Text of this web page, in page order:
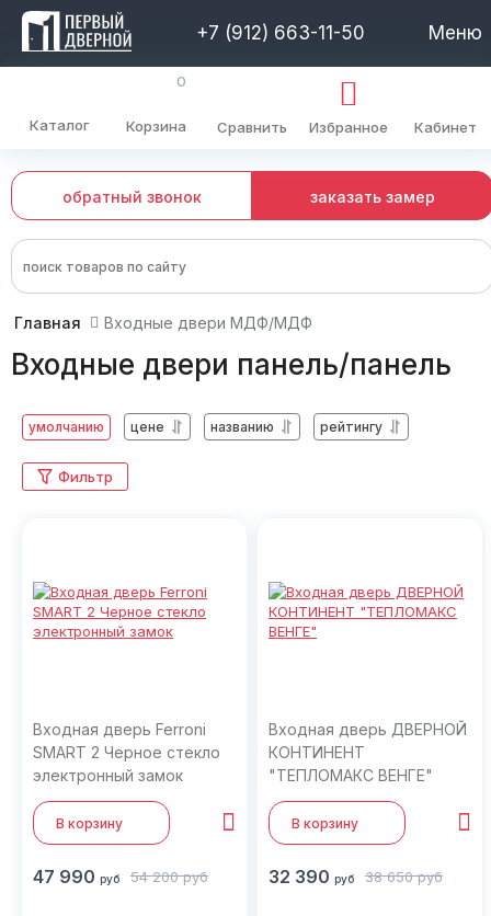
+7 (912) 663-11-50 Меню
Каталог
0
Корзина Сравнить Избранное Кабинет
обратный звонок заказать замер
Главная Входные двери МДФ/МДФ
Входные двери панель/панель
умолчанию цене названию рейтингу
Фильтр
Входная дверь Ferroni
SMART 2 Черное стекло
электронный замок
В корзину
47 990 руб 54 200 руб
Входная дверь ДВЕРНОЙ
КОНТИНЕНТ
"ТЕПЛОМАКС ВЕНГЕ"
В корзину
32 390 руб 38 650 руб